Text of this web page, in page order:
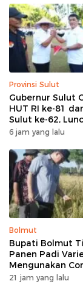
Provinsi Sulut
Gubernur Sulut
HUT RI ke-81
Sulut ke-62,
Program
Kelapa
6 jam yang lalu
Bolmut
Bupati Bolmut
Panen Padi
Mengunakan
Harvester
21 jam yang lalu